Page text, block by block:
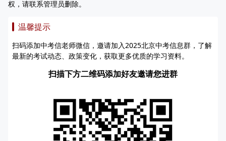
权，请联系管理员删除。
温馨提示
扫码添加中考信老师微信，邀请加入2025北京中考信息群，了解
最新的考试动态、政策变化，获取更多优质的学习资料。
扫描下方二维码添加好友邀请您进群